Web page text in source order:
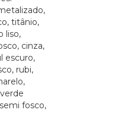
titânio,
liso,
cinza,
escuro,
rubi,
fosco,